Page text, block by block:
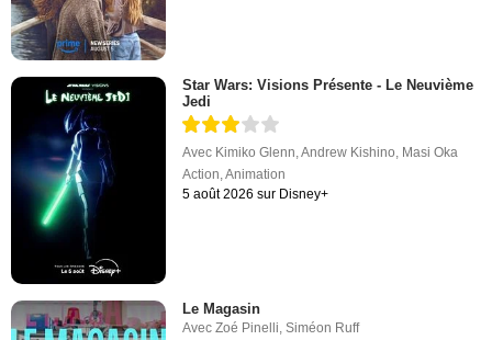
Star Wars: Visions Présente - Le Neuvième
Jedi
Avec Kimiko Glenn,Andrew Kishino, Masi Oka
Action,Animation
5 août 2026 sur Disney+
Le Magasin
AvecZoé Pinelli ,Siméon Ruff